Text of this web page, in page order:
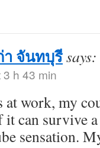
า จันทบุรีsays:
h 43 min
at work, my
it can survive
sensation.